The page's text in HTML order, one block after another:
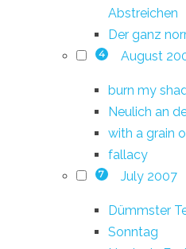
Abstreichen
Der ganz
4 August
burn my
Neulich an
with a grain
fallacy
7 July 2007
Dümmster
Sonntag